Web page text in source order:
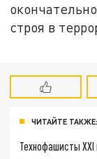
строя в
ЧИТАЙТЕ ТАКЖЕ:
Технофашисты XXI